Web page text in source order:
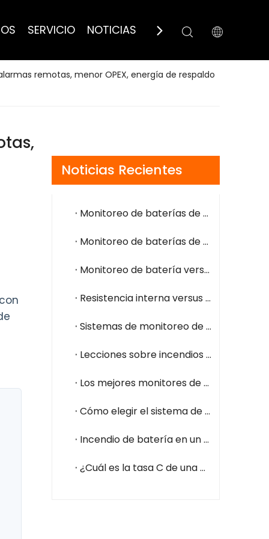
SERVICIO NOTICIAS CONTÁCTANOS
remotas, menor OPEX, energía de respaldo
Noticias Recientes
Monitoreo de baterías de subestaciones: detección temprana de fallas, operación segura y fácil integración
Monitoreo de baterías de telecomunicaciones: alarmas remotas, menor OPEX, energía de respaldo más segura
Monitoreo de batería versus prueba de batería: diferencias y casos de uso
Resistencia interna versus impedancia: diferencias clave para el estado de la batería
Sistemas de monitoreo de baterías para la industria del petróleo y el gas
Lecciones sobre incendios en centros de datos de NorthC: por qué el monitoreo de la batería en tiempo real es fundamental
Los mejores monitores de batería para centros de datos
Cómo elegir el sistema de monitoreo de batería adecuado para centros de datos (2026)
Incendio de batería en un centro de datos: cómo prevenirlo con un sistema de monitoreo de batería
¿Cuál es la tasa C de una batería?